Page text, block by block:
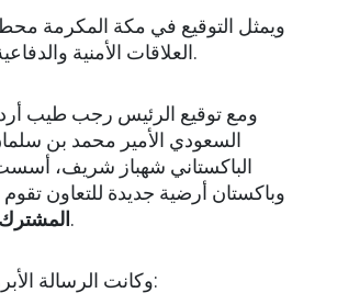
ويمثل التوقيع في مكة المكرمة
العلاقات الأمنية والدفاعية بين الدول الثلاث.
ومع توقيع الرئيس رجب طيب
السعودي الأمير محمد بن
الباكستاني شهباز شريف،
وباكستان أرضية جديدة للتعاون
.
وكانت الرسالة الأبرز للاتفاقية واضحة: